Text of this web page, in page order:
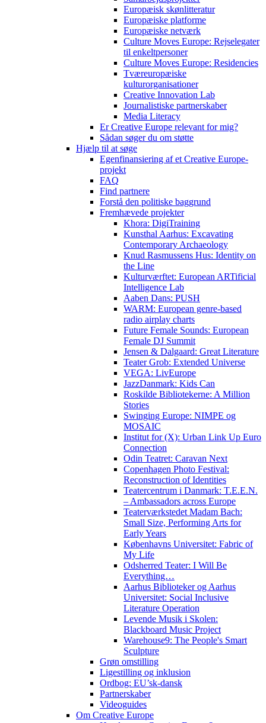
Europæisk skønlitteratur
Europæiske platforme
Europæiske netværk
Culture Moves Europe: Rejselegater
til enkeltpersoner
Culture Moves Europe: Residencies
Tværeuropæiske
kulturorganisationer
Creative Innovation Lab
Journalistiske partnerskaber
Media Literacy
Er Creative Europe relevant for mig?
Sådan søger du om støtte
Hjælp til at søge
Egenfinansiering af et Creative Europe-
projekt
FAQ
Find partnere
Forstå den politiske baggrund
Fremhævede projekter
Khora: DigiTraining
Kunsthal Aarhus: Excavating
Contemporary Archaeology
Knud Rasmussens Hus: Identity on
the Line
Kulturværftet: European ARTificial
Intelligence Lab
Aaben Dans: PUSH
WARM: European genre-based
radio airplay charts
Future Female Sounds: European
Female DJ Summit
Jensen & Dalgaard: Great Literature
Teater Grob: Extended Universe
VEGA: LivEurope
JazzDanmark: Kids Can
Roskilde Bibliotekerne: A Million
Stories
Swinging Europe: NIMPE og
MOSAIC
Institut for (X): Urban Link Up Euro
Connection
Odin Teatret: Caravan Next
Copenhagen Photo Festival:
Reconstruction of Identities
Teatercentrum i Danmark: T.E.E.N.
– Ambassadors across Europe
Teaterværkstedet Madam Bach:
Small Size, Performing Arts for
Early Years
Københavns Universitet: Fabric of
My Life
Odsherred Teater: I Will Be
Everything…
Aarhus Biblioteker og Aarhus
Universitet: Social Inclusive
Literature Operation
Levende Musik i Skolen:
Blackboard Music Project
Warehouse9: The People's Smart
Sculpture
Grøn omstilling
Ligestilling og inklusion
Ordbog: EU’sk-dansk
Partnerskaber
Videoguides
Om Creative Europe